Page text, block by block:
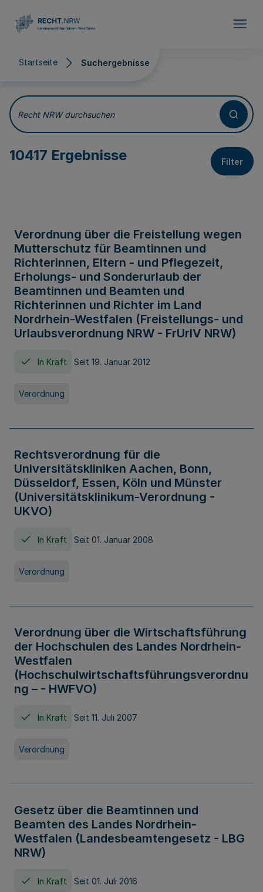
Startseite Suchergebnisse
Suchergebnisse
Recht NRW durchsuchen
10417 Ergebnisse Filter
Verordnung über die Freistellung wegen
Mutterschutz für Beamtinnen und
Richterinnen, Eltern - und Pflegezeit,
Erholungs- und Sonderurlaub der
Beamtinnen und Beamten und
Richterinnen und Richter im Land
Nordrhein-Westfalen (Freistellungs- und
Urlaubsverordnung NRW - FrUrlV NRW)
In Kraft Seit 19. Januar 2012
Verordnung
Rechtsverordnung für die
Universitätskliniken Aachen, Bonn,
Düsseldorf, Essen, Köln und Münster
(Universitätsklinikum-Verordnung -
UKVO)
In Kraft Seit 01. Januar 2008
Verordnung
Verordnung über die Wirtschaftsführung
der Hochschulen des Landes Nordrhein-
Westfalen
(Hochschulwirtschaftsführungsverordnu
ng – - HWFVO)
In Kraft Seit 11. Juli 2007
Verordnung
Gesetz über die Beamtinnen und
Beamten des Landes Nordrhein-
Westfalen (Landesbeamtengesetz - LBG
NRW)
In Kraft Seit 01. Juli 2016